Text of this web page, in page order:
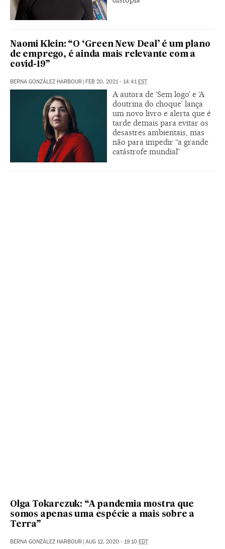
Naomi Klein: “O ‘Green New Deal’ é um plano
de emprego, é ainda mais relevante com a
covid-19”
BERNA GONZÁLEZ HARBOUR FEB 20, 2021 - 14:41 EST
A autora de ‘Sem logo’ e ‘A
doutrina do choque’ lança
um novo livro e alerta que é
tarde demais para evitar os
desastres ambientais, mas
não para impedir “a grande
catástrofe mundial”
Olga Tokarczuk: “A pandemia mostra que
somos apenas uma espécie a mais sobre a
Terra”
BERNA GONZÁLEZ HARBOUR | AUG 12, 2020 - 19:10 EDT